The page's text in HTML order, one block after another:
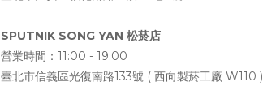
SPUTNIK SONG YAN 松菸店
營業時間：11:00 - 19:00
臺北市信義區光復南路133號 ( 西向製菸工廠 W110 )